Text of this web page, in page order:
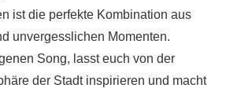
ist die perfekte Kombination aus
unvergesslichen Momenten.
Song, lasst euch von der
der Stadt inspirieren und macht